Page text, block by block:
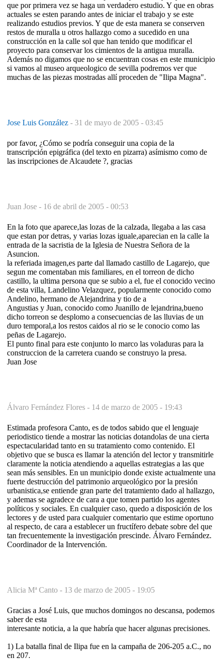
que por primera vez se haga un verdadero estudio. Y que en obras
actuales se esten parando antes de iniciar el trabajo y se este
realizando estudios previos. Y que de esta manera se conserven
restos de muralla u otros hallazgo como a sucedido en una
construcción en la calle sol que han tenido que modificar el
proyecto para conservar los cimientos de la antigua muralla.
Además no digamos que no se encuentran cosas en este municipio
si vamos al museo arqueologico de sevilla podremos ver que
muchas de las piezas mostradas allí proceden de "Ilipa Magna".
Jose Luis González - 31 de mayo de 2005 - 03:45
por favor, ¿Cómo se podría conseguir una copia de la
transcripción epigráfica (del texto en pizarra) asímismo como de
las inscripciones de Alcaudete ?, gracias
Juan Jose - 16 de abril de 2005 - 00:53
En la foto que aparece,las lozas de la calzada, llegaba a las casa
que estan por detras, y varias lozas iguale,aparecian en la calle la
entrada de la sacristia de la Iglesia de Nuestra Señora de la
Asuncion.
la referiada imagen,es parte dal llamado castillo de Lagarejo, que
segun me comentaban mis familiares, en el torreon de dicho
castillo, la ultima persona que se subio a el, fue el conocido vecino
de esta villa, Landelino Velazquez, popularmente conocido como
Andelino, hermano de Alejandrina y tio de a
Angustias y Juan, conocido como Juanillo de lejandrina,bueno
dicho torreon se desplomo a consecuencias de las lluvias de un
duro temporal,a los restos caidos al rio se le conocio como las
peñas de Lagarejo.
El punto final para este conjunto lo marco las voladuras para la
construccion de la carretera cuando se construyo la presa.
Juan Jose
Álvaro Fernández Flores - 14 de marzo de 2005 - 19:43
Estimada profesora Canto, es de todos sabido que el lenguaje
periodistico tiende a mostrar las noticias dotandolas de una cierta
espectacularidad tanto en su tratamiento como contenido. El
objetivo que se busca es llamar la atención del lector y transmitirle
claramente la noticia atendiendo a aquellas estrategias a las que
sean más sensibles. En un municipio donde existe actualmente una
fuerte destrucción del patrimonio arqueológico por la presión
urbanistica,se entiende gran parte del tratamiento dado al hallazgo,
y ademas se agradece de cara a que tomen partido los agentes
políticos y sociales. En cualquier caso, quedo a disposición de los
lectores y de usted para cualquier comentario que estime oportuno
al respecto, de cara a establecer un fructífero debate sobre del que
tan frecuentemente la investigación prescinde. Álvaro Fernández.
Coordinador de la Intervención.
Alicia Mª Canto - 13 de marzo de 2005 - 19:05
Gracias a José Luis, que muchos domingos no descansa, podemos
saber de esta
interesante noticia, a la que habría que hacer algunas precisiones.
1) La batalla final de Ilipa fue en la campaña de 206-205 a.C., no
en 207.